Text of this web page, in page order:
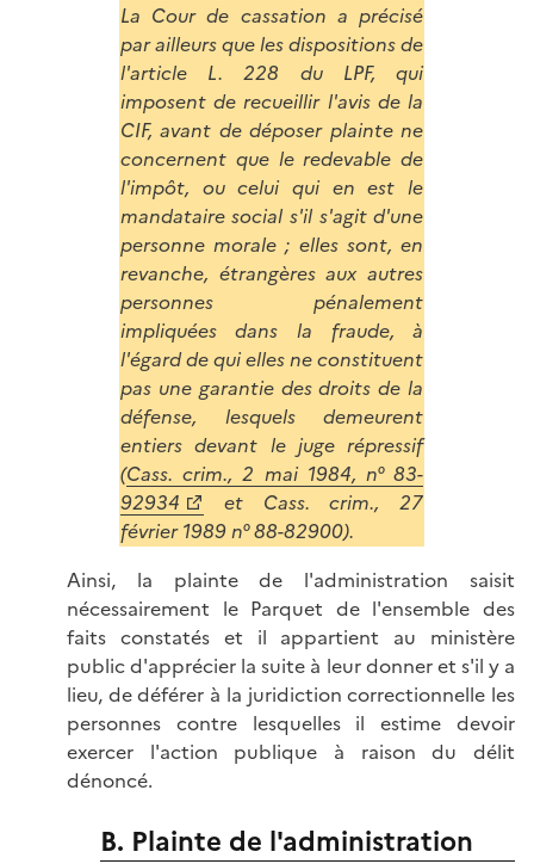
La Cour de cassation a précisé
par ailleurs que les dispositions de
l'article L. 228 du LPF, qui
imposent de recueillir l'avis de la
CIF, avant de déposer plainte ne
concernent que le redevable de
l'impôt, ou celui qui en est le
mandataire social s'il s'agit d'une
personne morale ; elles sont, en
revanche, étrangères aux autres
personnes pénalement
impliquées dans la fraude, à
l'égard de qui elles ne constituent
pas une garantie des droits de la
défense, lesquels demeurent
entiers devant le juge répressif
(Cass. crim., 2 mai 1984, n° 83-
92934
et Cass. crim., 27
février 1989 n° 88-82900).
Ainsi, la plainte de l'administration saisit
nécessairement le Parquet de l'ensemble des
faits constatés et il appartient au ministère
public d'apprécier la suite à leur donner et s'il y a
lieu, de déférer à la juridiction correctionnelle les
personnes contre lesquelles il estime devoir
exercer l'action publique à raison du délit
dénoncé.
B. Plainte de l'administration